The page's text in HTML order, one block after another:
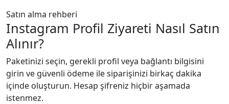
Satın alma rehberi
Instagram Profil Ziyareti Nasıl Satın
Alınır?
Paketinizi seçin, gerekli profil veya bağlantı bilgisini
girin ve güvenli ödeme ile siparişinizi birkaç dakika
içinde oluşturun. Hesap şifreniz hiçbir aşamada
istenmez.